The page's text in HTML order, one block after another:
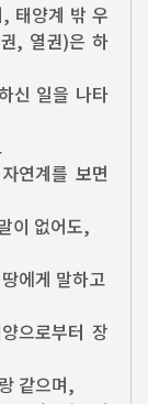
태양계 밖 우
, 열권)은 하
신 일을 나타
연계를 보면
이 없어도,
에게 말하고
으로부터 장
같으며,